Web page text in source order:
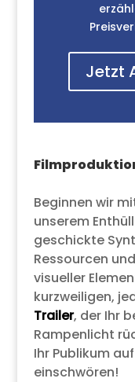
Jetzt
Beginnen wir
unserem
geschickte
Ressourcen
visueller
kurzweiligen,
Trailer, der Ihr
Rampenlicht
Ihr Publikum
einschwören!